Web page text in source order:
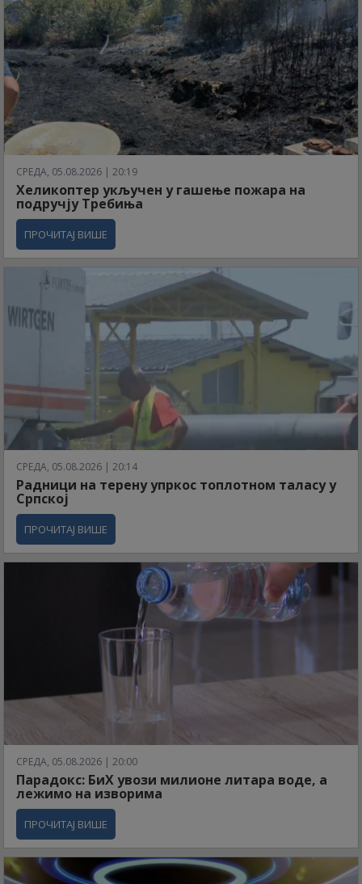
СРЕДА, 05.08.2026 | 20:19
Хеликоптер укључен у гашење пожара на
подручју Требиња
ПРОЧИТАЈ ВИШЕ
СРЕДА, 05.08.2026 | 20:14
Радници на терену упркос топлотном таласу у
Српској
ПРОЧИТАЈ ВИШЕ
СРЕДА, 05.08.2026 | 20:00
Парадокс: БиХ увози милионе литара воде, а
лежимо на изворима
ПРОЧИТАЈ ВИШЕ